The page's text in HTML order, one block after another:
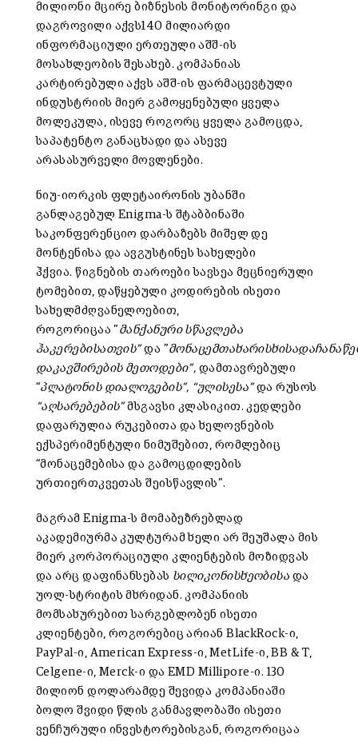
მილიონი მცირე ბიზნესის მონიტორინგი და
დაგროვილი აქვს140 მილიარდი
ინფორმაციული ერთეული აშშ-ის
მოსახლეობის შესახებ. კომპანიას
კარტირებული აქვს აშშ-ის ფარმაცევტული
ინდუსტრიის მიერ გამოყენებული ყველა
მოლეკულა, ისევე როგორც ყველა გამოცდა,
საპატენტო განაცხადი და ასევე
არასასურველი მოვლენები.
ნიუ-იორკის ფლეტაირონის უბანში
განლაგებულ Enigma-ს შტაბბინაში
საკონფერენციო დარბაზებს მიშელ დე
მონტენისა და ავგუსტინეს სახელები
ჰქვია. წიგნების თაროები სავსეა მეცნიერული
ტომებით, დაწყებული კოდირების ისეთი
სახელმძღვანელოებით,
როგორიცაა ” მანქანური სწავლება
ჰაკერებისათვის”და ”მონაცემთახარისხისადა
დაკავშირების მეთოდები”, დამთავრებული
“პლატონის დიალოგების”, “ულისესა”და რუსოს
“აღსარებების”მსგავსი კლასიკით. კედლები
დაფარულია რუკებითა და ხელოვნების
ექსპერიმენტული ნიმუშებით, რომლებიც
“მონაცემებისა და გამოცდილების
ურთიერთკვეთას შეისწავლის”.
მაგრამ Enigma-ს მომაბეზრებლად
აკადემიურმა კულტურამ ხელი არ შეუშალა მის
მიერ კორპორაციული კლიენტების მოზიდვას
და არც დაფინანსებას სილიკონისხეობისა და
უოლ-სტრიტის მხრიდან. კომპანიის
მომსახურებით სარგებლობენ ისეთი
კლიენტები, როგორებიც არიან BlackRock-ი,
PayPal-ი, American Express-ი, MetLife-ი, BB & T,
Celgene-ი, Merck-ი და EMD Millipore-ი. 130
მილიონ დოლარამდე შევიდა კომპანიაში
ბოლო შვიდი წლის განმავლობაში ისეთი
ვენჩურული ინვესტორებისგან, როგორიცაა